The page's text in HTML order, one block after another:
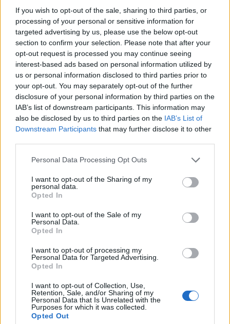
If you wish to opt-out of the sale, sharing to third parties, or
processing of your personal or sensitive information for
targeted advertising by us, please use the below opt-out
section to confirm your selection. Please note that after your
opt-out request is processed you may continue seeing
interest-based ads based on personal information utilized by
us or personal information disclosed to third parties prior to
your opt-out. You may separately opt-out of the further
disclosure of your personal information by third parties on the
IAB’s list of downstream participants. This information may
also be disclosed by us to third parties on the IAB’s List of
Downstream Participants that may further disclose it to other
Personal Data Processing Opt Outs
I want to opt-out of the Sharing of my
personal data.
Opted In
I want to opt-out of the Sale of my
Personal Data.
Opted In
I want to opt-out of processing my
Personal Data for Targeted Advertising.
Opted In
I want to opt-out of Collection, Use,
Retention, Sale, and/or Sharing of my
Personal Data that Is Unrelated with the
Purposes for which it was collected.
Opted Out
Legnano ma «la vera emergenza è il personale»
LEGNANO Sgomberi e aule nel refettorio, all’Ic Via dei
Salici si lavora per la ripresa della scuola
LEGNANOCovid-19: adeguamento degli spazi e cento
nuovi banchi per le scuole di Legnano
LEGNANOAll’Ic Manzoni di Legnano sono arrivati
camici e visiere
Cantiere in ritardo, slitta l’inserimento dei piccoli alla
materna Collodi
LEGNANO Spazi riadattati, pre e post scuola, mensa:
così il ritorno in classe a Legnano
SCUOLARiaprono (non ancora tutte) le materne, a
PIÙ INFORMAZIONI SU
ic carducci; ripresa scuola a legnano
dario costantino
LEGNANO
Selezioniamo per te
Il meglio di
Iscriviti alla